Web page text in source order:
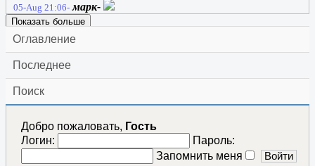
05-Aug 21:06- марк-
Показать больше
Оглавление
Последнее
Поиск
Добро пожаловать, Гость
Логин:
Пароль:
Запомнить меня